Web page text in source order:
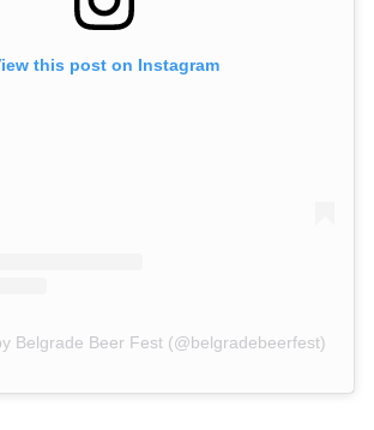
this post on Instagram
Belgrade Beer Fest (@belgradebeerfest)